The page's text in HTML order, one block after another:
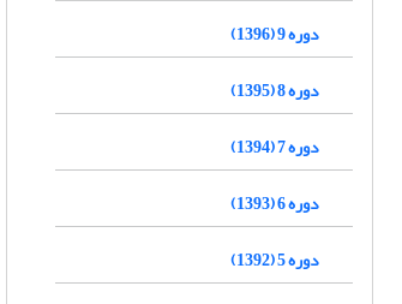
دوره 9 (1396)
دوره 8 (1395)
دوره 7 (1394)
دوره 6 (1393)
دوره 5 (1392)